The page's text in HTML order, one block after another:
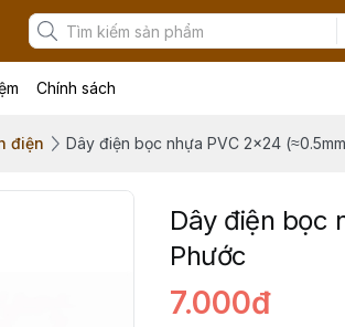
Chính sách
điện Dây điện bọc nhựa PVC 2×24
Dây điện bọc
Phước
7.000đ